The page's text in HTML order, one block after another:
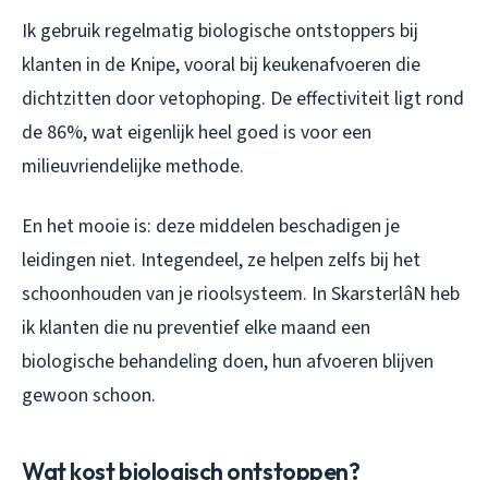
Ik gebruik regelmatig biologische ontstoppers bij
klanten in de Knipe, vooral bij keukenafvoeren die
dichtzitten door vetophoping. De effectiviteit ligt rond
de 86%, wat eigenlijk heel goed is voor een
milieuvriendelijke methode.
En het mooie is: deze middelen beschadigen je
leidingen niet. Integendeel, ze helpen zelfs bij het
schoonhouden van je rioolsysteem. In SkarsterlâN heb
ik klanten die nu preventief elke maand een
biologische behandeling doen, hun afvoeren blijven
gewoon schoon.
Wat kost biologisch ontstoppen?